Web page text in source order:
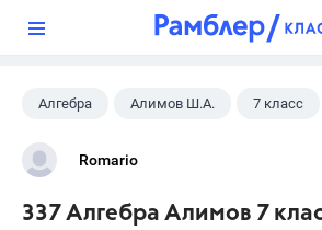
Алгебра Алимов Ш.А. 7 класс
Romario
337 Алгебра Алимов 7